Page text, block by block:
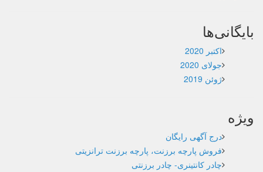
بایگانی‌ها
اکتبر 2020
جولای 2020
ژوئن 2019
ویژه
درج آگهی رایگان
فروش پارچه برزنت، پارچه برزنت ترانزیتی
چادر کانتینری- چادر برزنتی